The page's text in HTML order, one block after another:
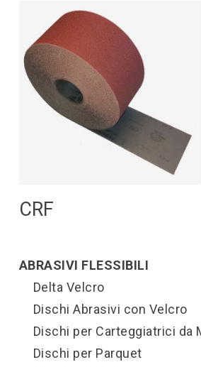
CRF
ABRASIVI FLESSIBILI
Delta Velcro
Dischi Abrasivi con Velcro
Dischi per Carteggiatrici da
Dischi per Parquet